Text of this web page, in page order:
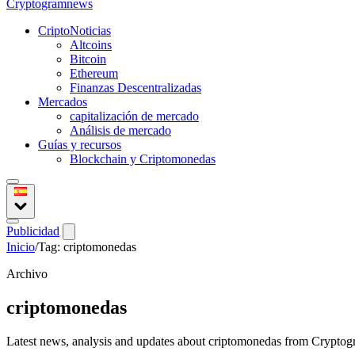
Cryptogramnews
CriptoNoticias
Altcoins
Bitcoin
Ethereum
Finanzas Descentralizadas
Mercados
capitalización de mercado
Análisis de mercado
Guías y recursos
Blockchain y Criptomonedas
Publicidad
Inicio/Tag: criptomonedas
Archivo
criptomonedas
Latest news, analysis and updates about criptomonedas from